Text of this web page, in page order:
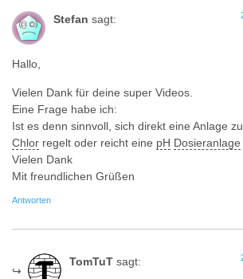
Stefan sagt:
Hallo,
Vielen Dank für deine super Videos.
Eine Frage habe ich:
Ist es denn sinnvoll, sich direkt eine Anlage
Chlor regelt oder reicht eine pH Dosieranlage
Vielen Dank
Mit freundlichen Grüßen
Antworten
TomTuT sagt: